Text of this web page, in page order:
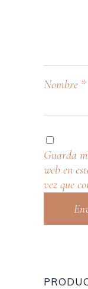
Nombre *
Guarda
web en
vez que